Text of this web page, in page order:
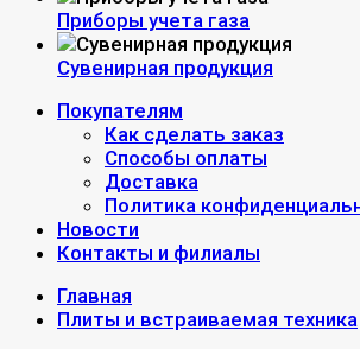
Приборы учета газа
Сувенирная продукция
Покупателям
Как сделать заказ
Способы оплаты
Доставка
Политика
Новости
Контакты и филиалы
Главная
Плиты и встраиваемая техника